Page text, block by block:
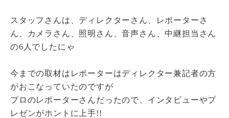
スタッフさんは、ディレクターさん、レポーターさ
ん、カメラさん、照明さん、音声さん、中継担当さん
の6人でしたにゃ
今までの取材はレポーターはディレクター兼記者の方
がおこなっていたのですが
プロのレポーターさんだったので、インタビューやプ
レゼンがホントに上手!!